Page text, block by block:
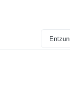
Entzun